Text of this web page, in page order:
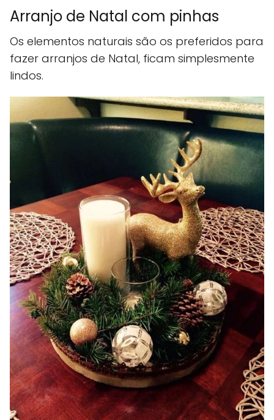
Arranjo de Natal com pinhas
Os elementos naturais são os preferidos para
fazer arranjos de Natal, ficam simplesmente
lindos.